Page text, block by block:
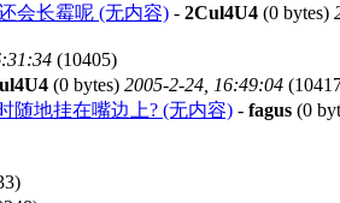
会长霉呢 (无内容) - 2Cul4U4 (0 bytes)
(10405)
(0 bytes) 2005-2-24, 16:49:04
随地挂在嘴边上? (无内容) - fagus (0